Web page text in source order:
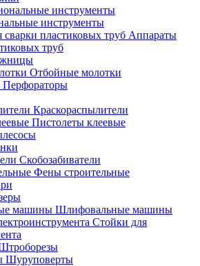
инструменты
Аппараты
труб
Отбойные молотки
Перфораторы
Краскораспылители
Пистолеты клеевые
Скобозабиватели
Фены строительные
Шлифовальные машины
Стойки для
Шуруповерты